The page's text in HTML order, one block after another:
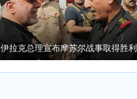
伊拉克总理宣布摩苏尔战事取得胜利